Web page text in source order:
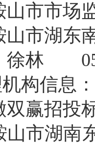
山市市场
山市湖东
徐林
构信息
双赢招投
山市湖南